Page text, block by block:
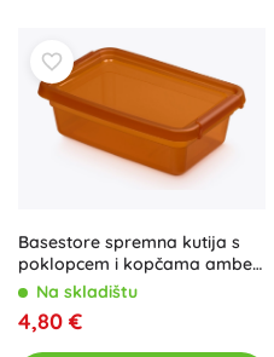
Basestore spremna kutija s
poklopcem i kopčama amber
3 l (19 × 28 × 9 cm)
Na skladištu
4,80 €